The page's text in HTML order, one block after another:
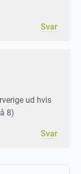
Svar
ud hvis
8)
Svar